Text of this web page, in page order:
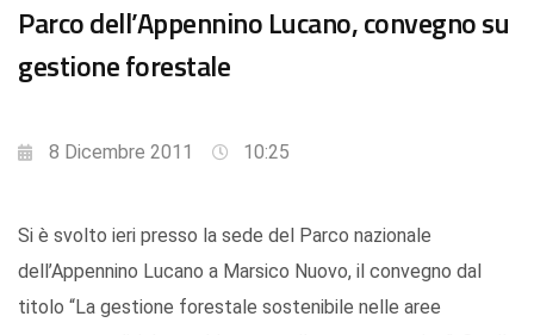
Parco dell’Appennino Lucano, convegno su
gestione forestale
8 Dicembre 2011 10:25
Si è svolto ieri presso la sede del Parco nazionale
dell’Appennino Lucano a Marsico Nuovo, il convegno dal
titolo “La gestione forestale sostenibile nelle aree